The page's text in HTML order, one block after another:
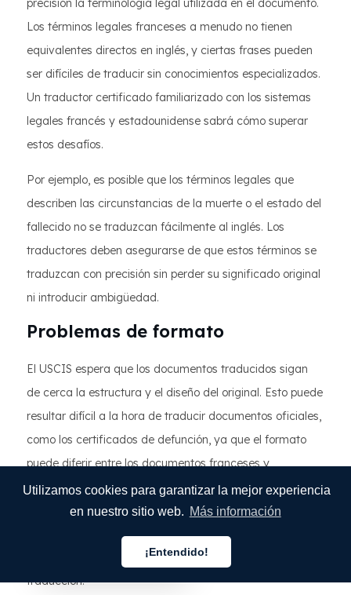
Utilizamos cookies para garantizar la mejor experiencia
en nuestro sitio web. Más información
¡Entendido!
precisión la terminología legal utilizada en el documento.
Los términos legales franceses a menudo no tienen
equivalentes directos en inglés, y ciertas frases pueden
ser difíciles de traducir sin conocimientos especializados.
Un traductor certificado familiarizado con los sistemas
legales francés y estadounidense sabrá cómo superar
estos desafíos.
Por ejemplo, es posible que los términos legales que
describen las circunstancias de la muerte o el estado del
fallecido no se traduzcan fácilmente al inglés. Los
traductores deben asegurarse de que estos términos se
traduzcan con precisión sin perder su significado original
ni introducir ambigüedad.
Problemas de formato
El USCIS espera que los documentos traducidos sigan
de cerca la estructura y el diseño del original. Esto puede
resultar difícil a la hora de traducir documentos oficiales,
como los certificados de defunción, ya que el formato
puede diferir entre los documentos franceses y
estadounidenses. Los traductores deben reproducir
cuidadosamente el formato del certificado de defunción
francés original y asegurarse de que las firmas, sellos y
sellos oficiales estén colocados correctamente en la
traducción.
Español